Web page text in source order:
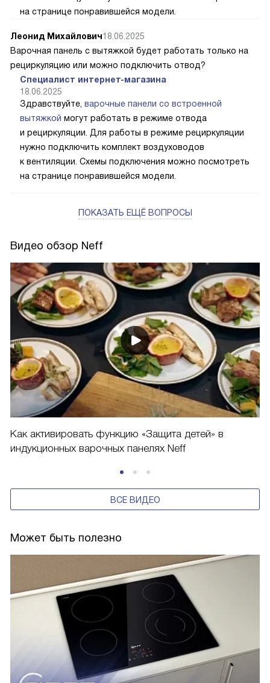
на странице понравившейся модели.
Леонид Михайлович18.06.2025
Варочная панель с вытяжкой будет работать только на
рециркуляцию или можно подключить отвод?
Специалист интернет-магазина
18.06.2025
Здравствуйте, варочные панели со встроенной
вытяжкой могут работать в режиме отвода
и рециркуляции. Для работы в режиме рециркуляции
нужно подключить комплект воздуховодов
к вентиляции. Схемы подключения можно посмотреть
на странице понравившейся модели.
ПОКАЗАТЬ ЕЩЁ ВОПРОСЫ
Видео обзор Neff
Как активировать функцию «Защита детей» в
индукционных варочных панелях Neff
ВСЕ ВИДЕО
Может быть полезно